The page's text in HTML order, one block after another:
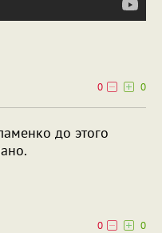
0
0
до этого
0
0